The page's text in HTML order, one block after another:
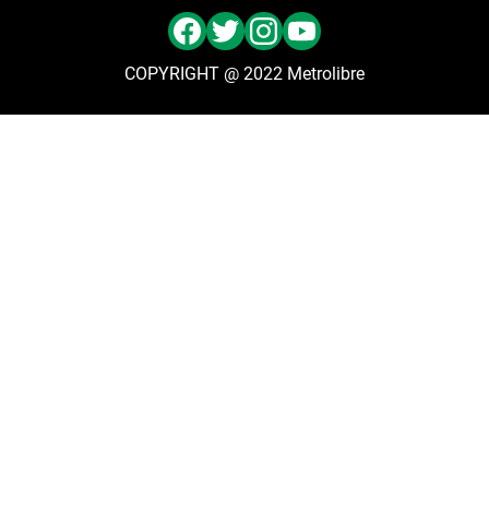
COPYRIGHT @ 2022 Metrolibre